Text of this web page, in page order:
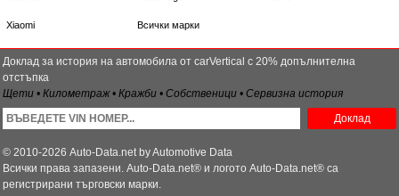
Xiaomi Всички марки
Доклад за история на автомобила от carVertical с 20% допълнителна
отстъпка
Щети • Километраж • Кражби • Собственици • Сервизна история
Доклад
© 2010-2026 Auto-Data.net by Automotive Data
Всички права запазени. Auto-Data.net® и логото Auto-Data.net® са
регистрирани търговски марки.